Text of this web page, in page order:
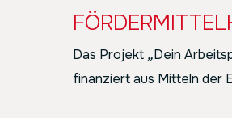
Das Projekt „Dein
finanziert aus Mitteln der